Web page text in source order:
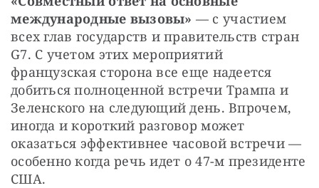
международные вызовы» — с участием
всех глав государств и правительств стран
G7. С учетом этих мероприятий
французская сторона все еще надеется
добиться полноценной встречи Трампа и
Зеленского на следующий день. Впрочем,
иногда и короткий разговор может
оказаться эффективнее часовой встречи —
особенно когда речь идет о 47-м президенте
США.